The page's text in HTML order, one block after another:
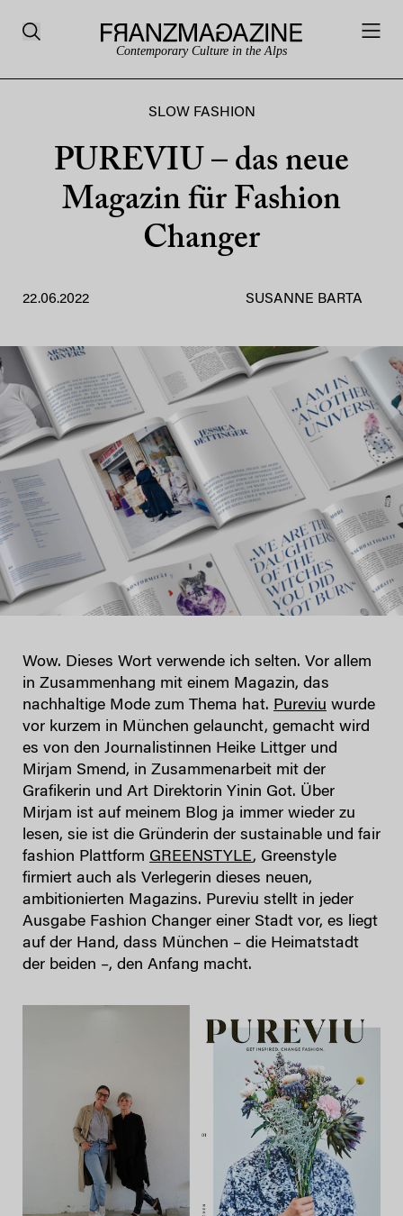
Contemporary Culture in the Alps
SLOW FASHION
PUREVIU – das neue
Magazin für Fashion
Changer
22.06.2022 SUSANNE BARTA
Wow. Dieses Wort verwende ich selten. Vor allem
in Zusammenhang mit einem Magazin, das
nachhaltige Mode zum Thema hat. Pureviu wurde
vor kurzem in München gelauncht, gemacht wird
es von den Journalistinnen Heike Littger und
Mirjam Smend, in Zusammenarbeit mit der
Grafikerin und Art Direktorin Yinin Got. Über
Mirjam ist auf meinem Blog ja immer wieder zu
lesen, sie ist die Gründerin der sustainable und fair
fashion Plattform GREENSTYLE, Greenstyle
firmiert auch als Verlegerin dieses neuen,
ambitionierten Magazins. Pureviu stellt in jeder
Ausgabe Fashion Changer einer Stadt vor, es liegt
auf der Hand, dass München – die Heimatstadt
der beiden –, den Anfang macht.